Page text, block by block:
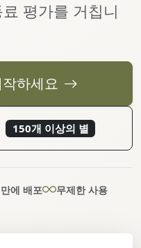
평가를 거칩니
하세요
150개 이상의 별
에 배포 무제한 사용